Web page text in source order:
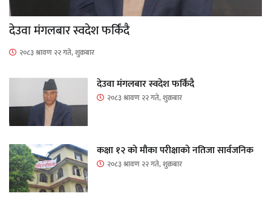
देउवा मंगलबार स्वदेश फर्किंदै
२०८३ श्रावण २२ गते, शुक्रबार
देउवा मंगलबार स्वदेश फर्किंदै
२०८३ श्रावण २२ गते, शुक्रबार
कक्षा १२ को मौका परीक्षाको नतिजा सार्वजनिक
२०८३ श्रावण २२ गते, शुक्रबार